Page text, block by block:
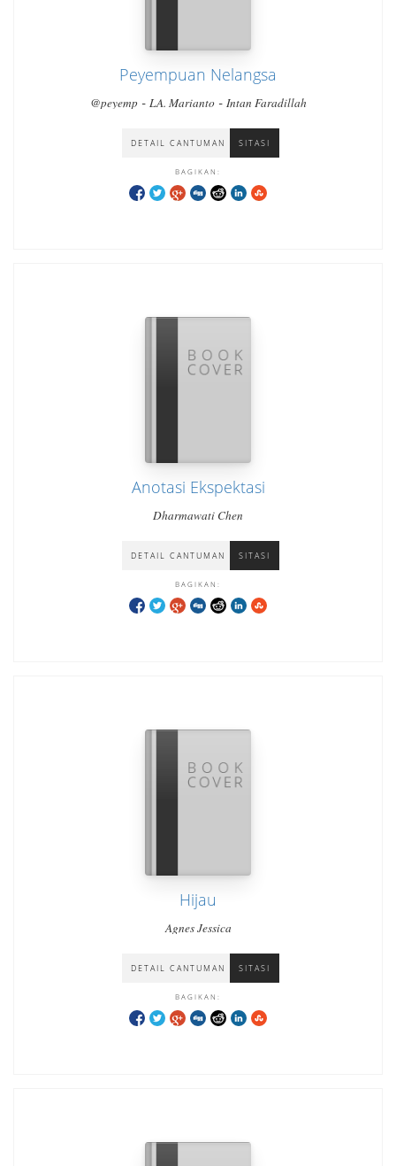
Peyempuan Nelangsa
@peyemp- LA. Marianto- Intan Faradillah
DETAIL CANTUMAN SITASI
BAGIKAN:
Anotasi Ekspektasi
Dharmawati Chen
DETAIL CANTUMAN SITASI
BAGIKAN:
Hijau
Agnes Jessica
DETAIL CANTUMAN SITASI
BAGIKAN: